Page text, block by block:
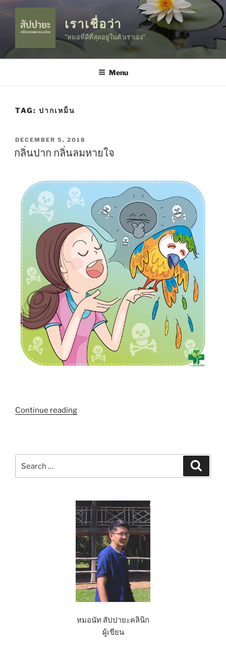
to
content
เราเชื่อว่า
"หมอที่ดีที่สุดอยู่ในตัวเราเอง"
Menu
TAG: ปากเหม็น
POSTED
ON
DECEMBER 5, 2018
กลิ่นปาก กลิ่นลมหายใจ
Continue reading“กลิ่น
for:
หมอนัท สัปปายะคลินิก
ผู้เขียน